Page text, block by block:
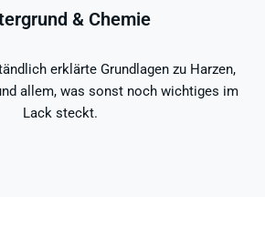
& Chemie
erklärte Grundlagen zu Harzen,
allem, was sonst noch wichtiges im
Lack steckt.